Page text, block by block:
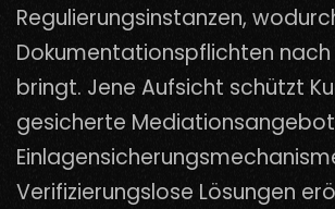
Regulierungsinstanzen,
Dokumentationspflichten nach
bringt. Jene Aufsicht schützt
gesicherte
Verifizierungslose Lösungen